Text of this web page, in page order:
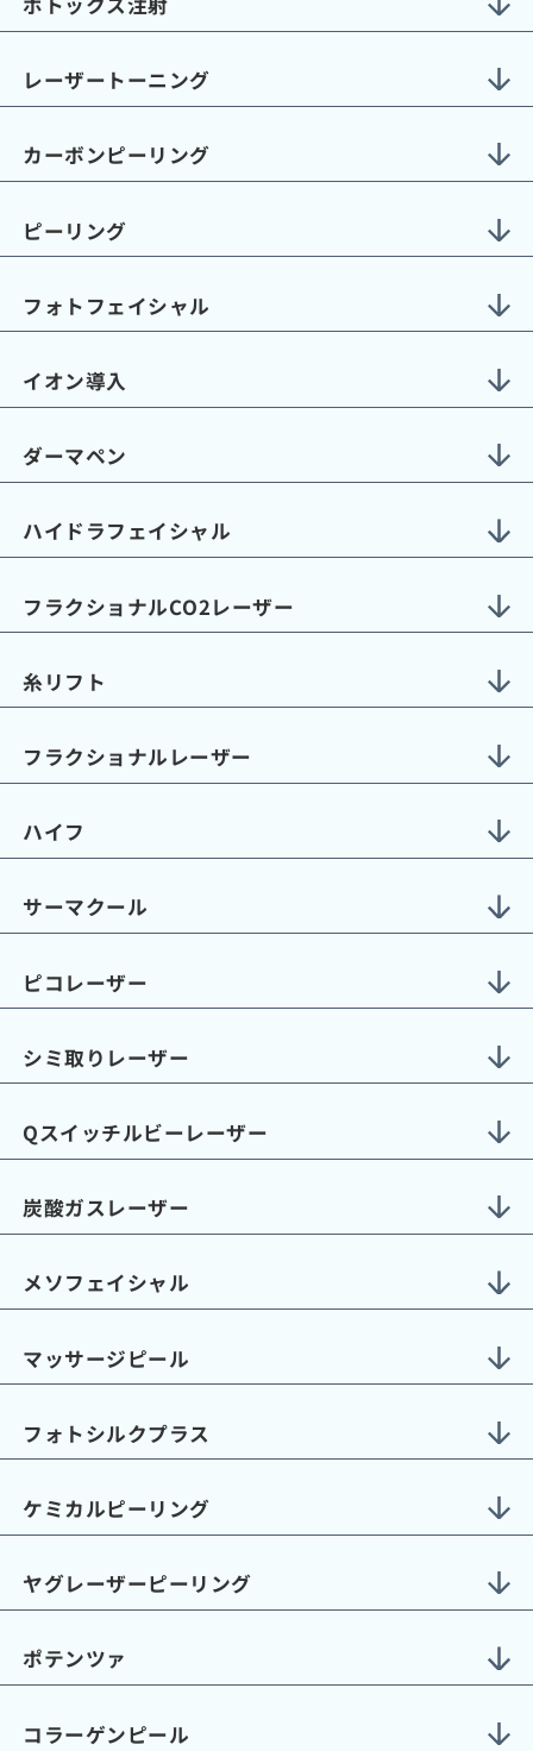
レーザートーニング
カーボンピーリング
ピーリング
フォトフェイシャル
イオン導入
ダーマペン
ハイドラフェイシャル
フラクショナルCO2レーザー
糸リフト
フラクショナルレーザー
ハイフ
サーマクール
ピコレーザー
シミ取りレーザー
Qスイッチルビーレーザー
炭酸ガスレーザー
メソフェイシャル
マッサージピール
フォトシルクプラス
ケミカルピーリング
ヤグレーザーピーリング
ポテンツァ
コラーゲンピール